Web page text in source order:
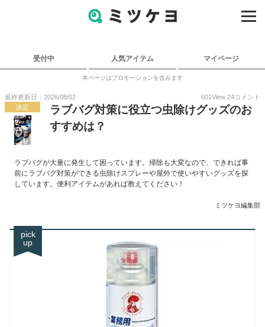
受付中 人気アイテム マイページ
本ページはプロモーションを含みます
最終更新日：2026/08/02 601View 24コメント
決定
ラブバグ対策に役立つ虫除けグッズのお
すすめは？
ラブバグが大量に発生して困っています。掃除も大変なので、できれば事
前にラブバグ対策ができる虫除けスプレーや屋外で使いやすいグッズを探
しています。便利アイテムがあれば教えてください！
ミツケヨ編集部
pick
up